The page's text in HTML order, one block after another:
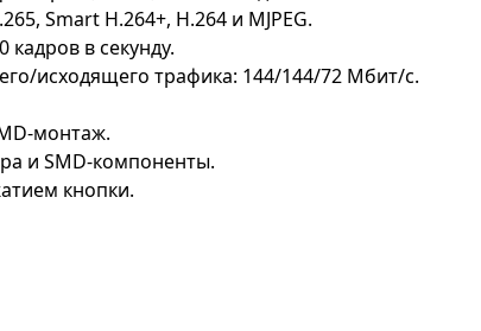
Smart H.264+, H.264 и MJPEG.
в секунду.
исходящего трафика: 144/144/72 Мбит/с.
монтаж.
и SMD-компоненты.
кнопки.